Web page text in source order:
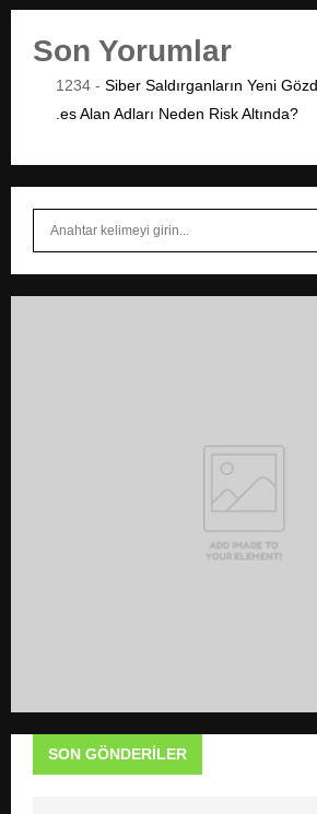
Son Yorumlar
1234 - Siber Saldırganların Yeni
.es Alan Adları Neden Risk Altında?
SON GÖNDERILER